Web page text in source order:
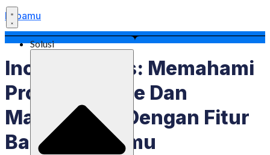
Labamu
Solusi
Inovasi Bisnis: Memahami
Produk Bundle Dan
Manfaatnya Dengan Fitur
Baru Di Labamu